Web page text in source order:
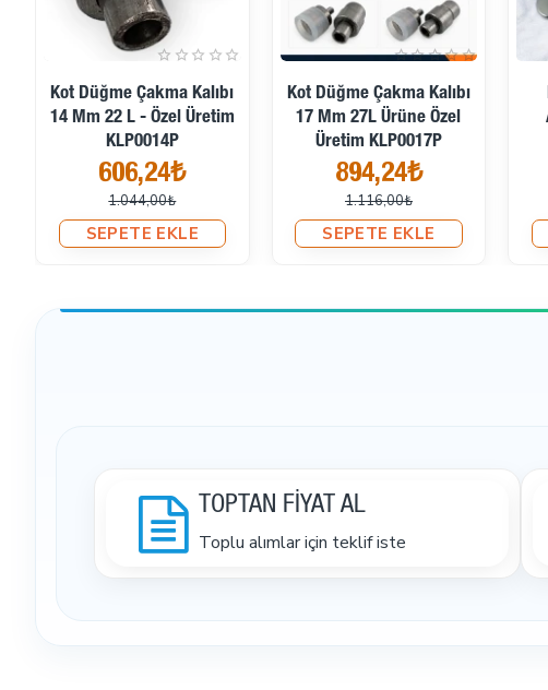
İndirimde
Kot Düğme Çakma Kalıbı
14 Mm 22 L - Özel Üretim
KLP0014P
606,24₺
1.044,00₺
SEPETE EKLE
İndirimde
Kot Düğme Çakma Kalıbı
17 Mm 27L Ürüne Özel
Üretim KLP0017P
894,24₺
1.116,00₺
SEPETE EKLE
TOPTAN FİYAT AL
Toplu alımlar için teklif iste